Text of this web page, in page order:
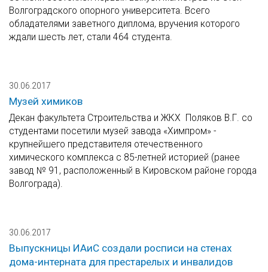
Волгоградского опорного университета. Всего
обладателями заветного диплома, вручения которого
ждали шесть лет, стали 464 студента.
30.06.2017
Музей химиков
Декан факультета Строительства и ЖКХ Поляков В.Г. со
студентами посетили музей завода «Химпром» -
крупнейшего представителя отечественного
химического комплекса с 85-летней историей (ранее
завод № 91, расположенный в Кировском районе города
Волгограда).
30.06.2017
Выпускницы ИАиС создали росписи на стенах
дома-интерната для престарелых и инвалидов